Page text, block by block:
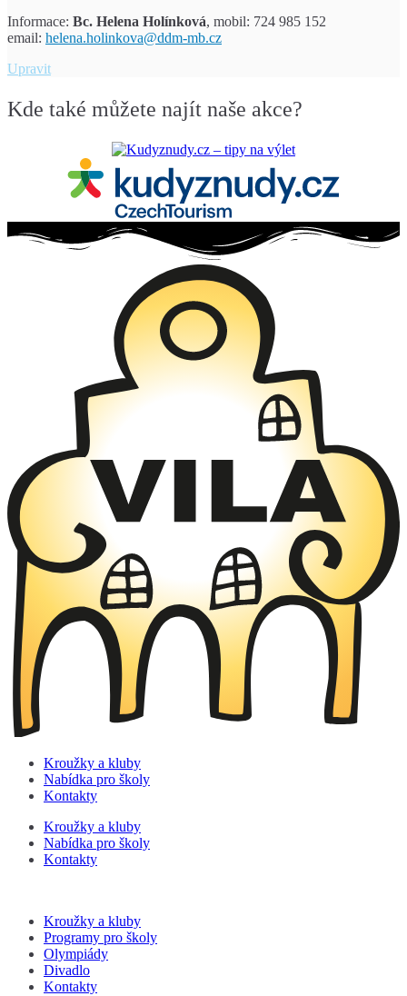
Informace: Bc. Helena Holínková, mobil: 724 985 152
email: helena.holinkova@ddm-mb.cz
UpravitKlub
Kde také můžete najít naše akce?
Kroužky a kluby
Nabídka pro školy
Kontakty
Kroužky a kluby
Nabídka pro školy
Kontakty
Kroužky a kluby
Programy pro školy
Olympiády
Divadlo
Kontakty